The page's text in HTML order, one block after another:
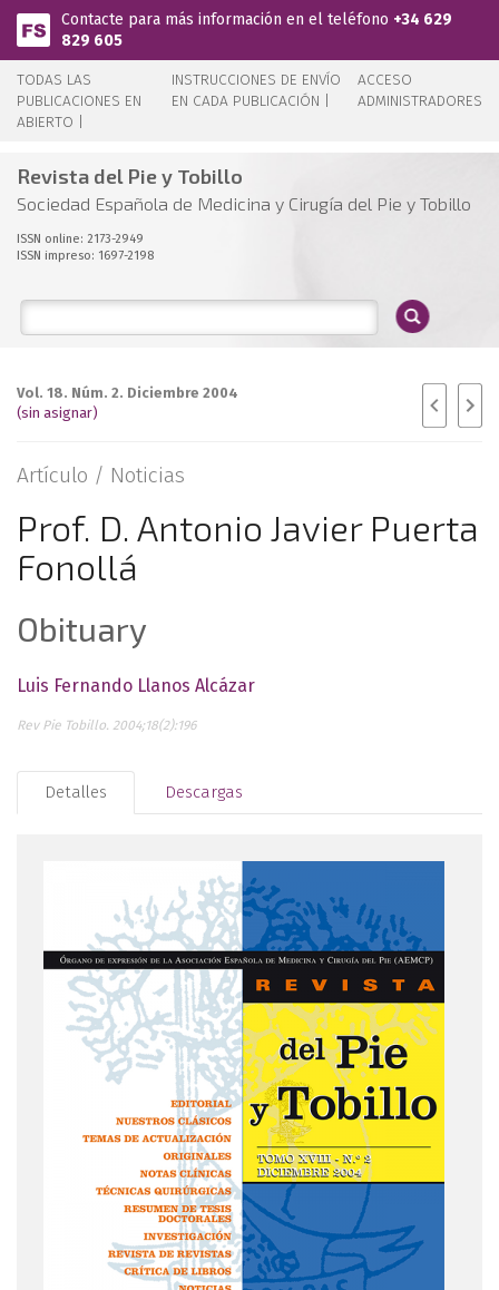
Pasar al contenido principal
Contacte para más información en el teléfono +34 629
829 605
TODAS LAS
PUBLICACIONES EN
ABIERTO |
INSTRUCCIONES DE ENVÍO
EN CADA PUBLICACIÓN |
ACCESO
ADMINISTRADORES
Revista del Pie y Tobillo
Sociedad Española de Medicina y Cirugía del Pie y Tobillo
ISSN online: 2173-2949
ISSN impreso: 1697-2198
Vol. 18. Núm. 2. Diciembre 2004
(sin asignar)
Artículo / Noticias
Prof. D. Antonio Javier Puerta
Fonollá
Obituary
Luis Fernando Llanos Alcázar
Rev Pie Tobillo. 2004;18(2):196
Detalles Descargas